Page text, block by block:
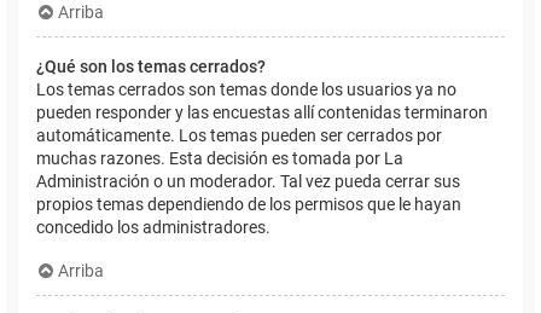
Arriba
¿Qué son los temas cerrados?
Los temas cerrados son temas donde los usuarios ya no
pueden responder y las encuestas allí contenidas terminaron
automáticamente. Los temas pueden ser cerrados por
muchas razones. Esta decisión es tomada por La
Administración o un moderador. Tal vez pueda cerrar sus
propios temas dependiendo de los permisos que le hayan
concedido los administradores.
Arriba